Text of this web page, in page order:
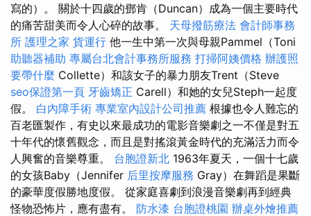
寫的）。 關於十四歲的鄧肯（Duncan）成為一個主要時代
的痛苦甜美而令人心碎的故事。 天母撥筋療法 會計師事務
所 護理之家 貨運行 他一生中第一次與母親Pammel（Toni
助聽器補助 專屬台北會計事務所服務 打掃阿姨價格 辦護照
要帶什麼 Collette）和該女子的暴力朋友Trent（Steve
seo保證第一頁 牙齒矯正 Carell）和她的女兒Steph一起度
假。 白內障手術 專業室內設計公司推薦 根據也令人難忘的
百老匯製作，有史以來最成功的電影音樂劇之一不僅是對五
十年代的懷舊觀念，而且是對搖滾黃金時代的充滿活力而令
人興奮的音樂尊重。 台胞證新北 1963年夏天，一個十七歲
的女孩Baby（Jennifer 后里按摩服務 Gray）在舞蹈是果斷
的豪華度假勝地度假。 從家庭喜劇到浪漫音樂劇再到經典
怪物恐怖片，應有盡有。 防水漆 台胞證桃園 辦桌外燴推薦